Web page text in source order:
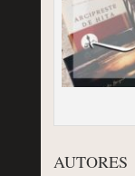
AUTORES